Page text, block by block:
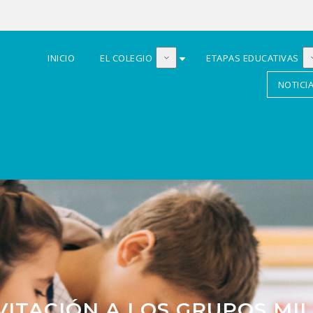
INICIO EL COLEGIO ETAPAS EDUCATIVAS